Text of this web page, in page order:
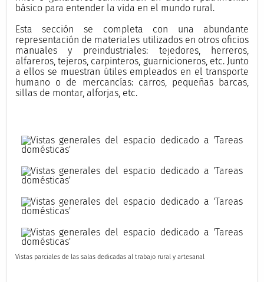
básico para entender la vida en el mundo rural.
Esta sección se completa con una abundante
representación de materiales utilizados en otros oficios
manuales y preindustriales: tejedores, herreros,
alfareros, tejeros, carpinteros, guarnicioneros, etc. Junto
a ellos se muestran útiles empleados en el transporte
humano o de mercancías: carros, pequeñas barcas,
sillas de montar, alforjas, etc.
Vistas parciales de las salas dedicadas al trabajo rural y artesanal